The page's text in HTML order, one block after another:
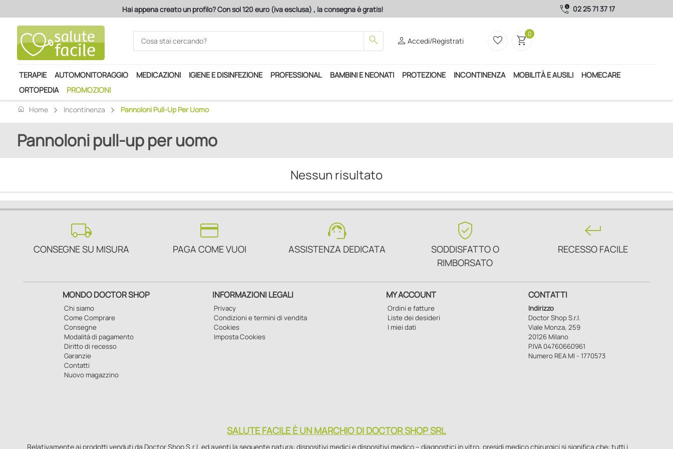
Hai appena creato un profilo? Con sol 120 euro (iva esclusa) , la consegna è gratis! call_quality 02 25 71 37 17
search personAccedi/Registrati favorite_border shopping_cart0
TERAPIE AUTOMONITORAGGIO MEDICAZIONI IGIENE E DISINFEZIONE PROFESSIONAL BAMBINI E NEONATI PROTEZIONE INCONTINENZA MOBILITÀ E AUSILI
HOMECARE
ORTOPEDIA
PROMOZIONI
home
Home Incontinenza Pannoloni Pull-Up Per Uomo
Pannoloni pull-up per uomo
Nessun risultato
local_shipping
CONSEGNE SU MISURA
credit_card
PAGA COME VUOI
support_agent
ASSISTENZA DEDICATA
verified_user
SODDISFATTO O
RIMBORSATO
keyboard_return
RECESSO FACILE
MONDO DOCTOR SHOP
Chi siamo
Come Comprare
Consegne
Modalità di pagamento
Diritto di recesso
Garanzie
Contatti
Nuovo magazzino
INFORMAZIONI LEGALI
Privacy
Condizioni e termini di vendita
Cookies
Imposta Cookies
MY ACCOUNT
Ordini e fatture
Liste dei desideri
I miei dati
CONTATTI
Indirizzo
Doctor Shop S.r.l.
Viale Monza, 259
20126 Milano
P.IVA 04760660961
Numero REA MI - 1770573
SALUTE FACILE È UN MARCHIO DI DOCTOR SHOP SRL
Relativamente ai prodotti venduti da Doctor Shop S.r.l. ed aventi la seguente natura: dispositivi medici e dispositivi medico – diagnostici in vitro, presidi medico chirurgici si significa che: tutti i